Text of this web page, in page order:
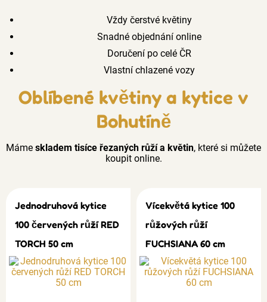
Vždy čerstvé květiny
Snadné objednání online
Doručení po celé ČR
Vlastní chlazené vozy
Oblíbené květiny a kytice v
Bohutíně
Máme skladem tisíce řezaných růží a květin, které si můžete
koupit online.
Jednodruhová kytice
100 červených růží RED
TORCH 50 cm
Vícekvětá kytice 100
růžových růží
FUCHSIANA 60 cm